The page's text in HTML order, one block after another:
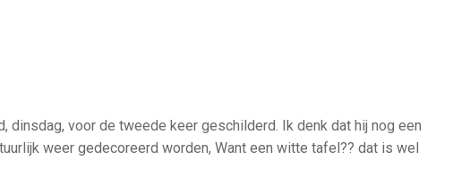
dinsdag, voor de tweede keer geschilderd. Ik denk dat hij nog een
weer gedecoreerd worden, Want een witte tafel?? dat is wel